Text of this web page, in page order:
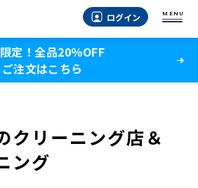
ログイン MENU
定！全品20％OFF
ご注文はこちら
クリーニング店＆
ング